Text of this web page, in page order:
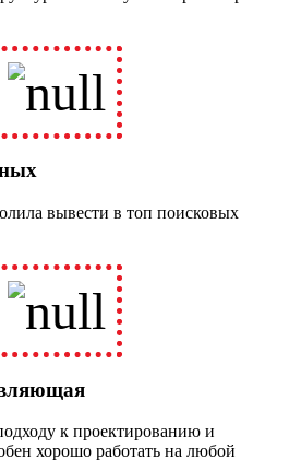
вывести в топ поисковых
к проектированию и
хорошо работать на любой